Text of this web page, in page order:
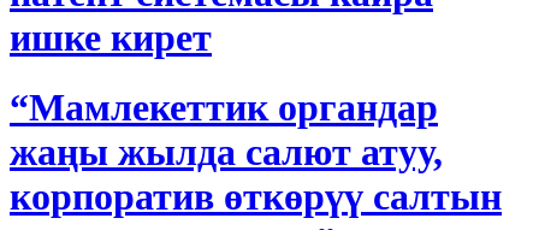
ишке кирет
“Мамлекеттик органдар
жаңы жылда салют атуу,
корпоратив өткөрүү салтын